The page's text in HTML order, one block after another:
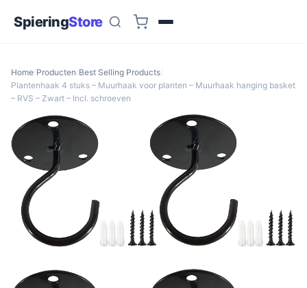
SpieringStore
Home/Producten/Best Selling Products/
Plantenhaak 4 stuks – Muurhaak voor planten – Muurhaak hanging basket
– RVS – Zwart – Incl. schroeven